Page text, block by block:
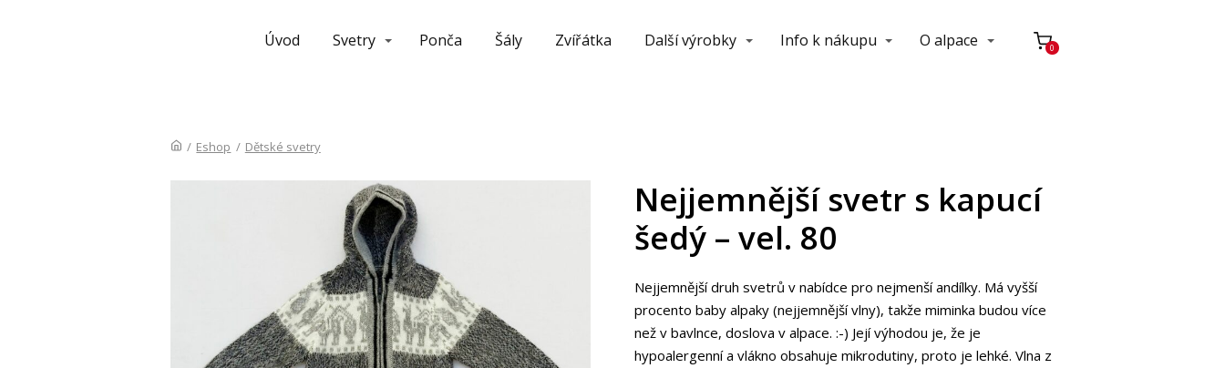
Úvod Svetry Ponča Šály Zvířátka Další výrobky Info k nákupu O alpace 0
/ Eshop / Dětské svetry
Nejjemnější svetr s kapucí
šedý – vel. 80
Nejjemnější druh svetrů v nabídce pro nejmenší andílky. Má vyšší
procento baby alpaky (nejjemnější vlny), takže miminka budou více
než v bavlnce, doslova v alpace. :-) Její výhodou je, že je
hypoalergenní a vlákno obsahuje mikrodutiny, proto je lehké. Vlna z